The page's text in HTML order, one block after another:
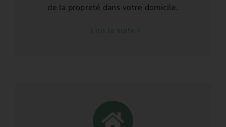
de la propreté dans votre domicile.
Lire la suite